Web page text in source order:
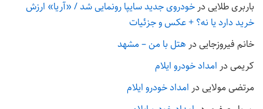
باربری طلایی در خودروی جدید سایپا رونمایی شد / «آریا» ارزش
خرید دارد یا نه؟ + عکس و جزئیات
خانم فیروزجایی در هتل با من – مشهد
کریمی در امداد خودرو ایلام
مرتضی مولایی در امداد خودرو ایلام